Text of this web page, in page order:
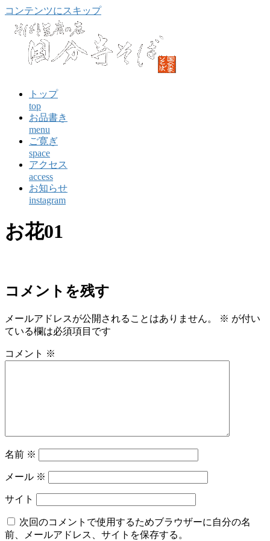
コンテンツにスキップ
トップ
top
お品書き
menu
ご寛ぎ
space
アクセス
access
お知らせ
instagram
お花01
コメントを残す
メールアドレスが公開されることはありません。 ※ が付い
ている欄は必須項目です
コメント ※
名前 ※
メール ※
サイト
次回のコメントで使用するためブラウザーに自分の名
前、メールアドレス、サイトを保存する。